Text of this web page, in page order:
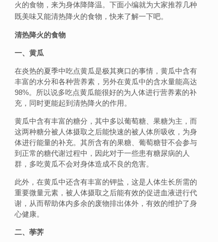
火的食物，来为身体降降温。下面小编就为大家推荐几种
既美味又能清热降火的食物，快来了解一下吧。
清热降火的食物
一、黄瓜
在炎热的夏季中吃点黄瓜是极其爽口的事情，黄瓜中含有
丰富的水分和各种营养素，另外在黄瓜中的含水量能高达
98%。所以说多吃点黄瓜能很好的为人体进行营养素的补
充，同时更能起到清热降火的作用。
黄瓜中含有丰富的糖分，其中多以葡萄糖、果糖为主，而
这两种糖分被人体摄取之后能快速的被人体所吸收，为身
体进行能量的补充。其所含有的果糖、葡萄糖苷不会参与
到正常的糖代谢过程中，因此对于一些患有糖尿病的人
群，多吃黄瓜不会对身体造成不良的危害。
此外，在黄瓜中还含有丰富的钾盐，这是人体生长所需的
重要微量元素，被人体摄取之后能有效的促进血液进行代
谢，从而帮助体内多余的废物排出体外，有效的维护了身
心健康。
二、荸荠